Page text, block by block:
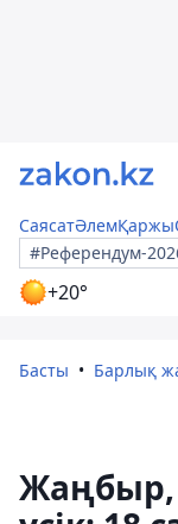
СаясатӘлемҚаржы
#Референдум-
+20°
Басты Барлық
Жаңбыр,